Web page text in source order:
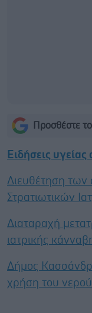
Προσθέστε
Ειδήσεις
Διευθέτηση
Στρατιωτικών
Διαταραχή
ιατρικής
Δήμος
χρήση του